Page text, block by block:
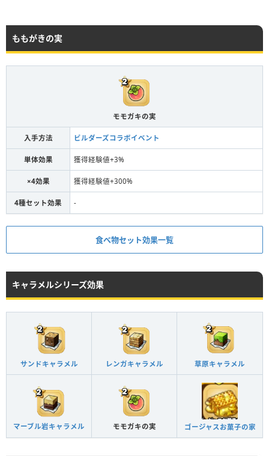
ももがきの実
モモガキの実
入手方法 ビルダーズコラボイベント
単体効果 獲得経験値+3%
×4効果 獲得経験値+300%
4種セット効果 -
食べ物セット効果一覧
キャラメルシリーズ効果
サンドキャラメル レンガキャラメル 草原キャラメル
マーブル岩キャラメル モモガキの実 ゴージャスお菓子の家